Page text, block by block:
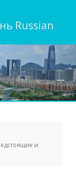
Russian
и